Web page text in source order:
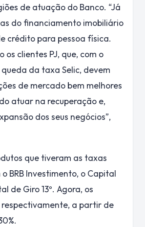
de atuação do Banco. “Já
do financiamento imobiliário
crédito para pessoa física.
os clientes PJ, que, com o
da taxa Selic, devem
de mercado bem melhores
atuar na recuperação e,
dos seus negócios”,
que tiveram as taxas
BRB Investimento, o Capital
de Giro 13º. Agora, os
respectivamente, a partir de